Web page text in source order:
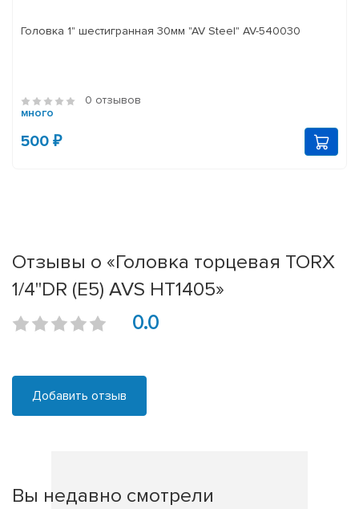
Головка 1" шестигранная 30мм "AV Steel" AV-540030
0 отзывов
много
500 ₽
Отзывы о «Головка торцевая TORX
1/4''DR (Е5) AVS HT1405»
0.0
Добавить отзыв
Вы недавно смотрели